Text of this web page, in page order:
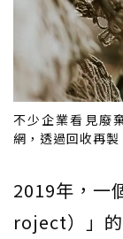
不少企業看見廢
網，透過回收再
2019年，一
roject）」